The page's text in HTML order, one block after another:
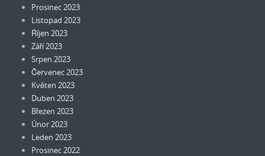
Prosinec 2023
Listopad 2023
Říjen 2023
Září 2023
Srpen 2023
Červenec 2023
Květen 2023
Duben 2023
Březen 2023
Únor 2023
Leden 2023
Prosinec 2022